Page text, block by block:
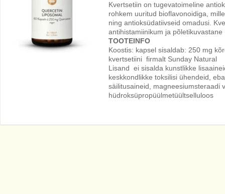
Kvertsetiin on tugevatoimeline
rohkem uuritud bioflavonoidiga,
ning antioksüdatiivseid omadusi.
antihistamiinikum ja põletikuvastane
TOOTEINFO
Koostis: kapsel sisaldab: 250 mg
kvertsetiini firmalt Sunday Natural
Lisand ei sisalda kunstlikke
keskkondlikke toksilisi ühendeid,
säilitusaineid, magneesiumsteraadi
hüdroksüpropüülmetüültselluloos